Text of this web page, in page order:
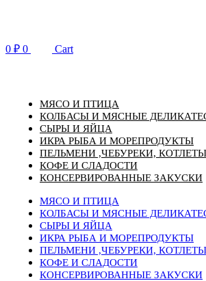
0 ₽ 0 Cart
МЯСО И ПТИЦА
КОЛБАСЫ И МЯСНЫЕ
СЫРЫ И ЯЙЦА
ИКРА РЫБА И МОРЕПРОДУКТЫ
ПЕЛЬМЕНИ ,ЧЕБУРЕКИ,
КОФЕ И СЛАДОСТИ
КОНСЕРВИРОВАННЫЕ ЗАКУСКИ
МЯСО И ПТИЦА
КОЛБАСЫ И МЯСНЫЕ
СЫРЫ И ЯЙЦА
ИКРА РЫБА И МОРЕПРОДУКТЫ
ПЕЛЬМЕНИ ,ЧЕБУРЕКИ,
КОФЕ И СЛАДОСТИ
КОНСЕРВИРОВАННЫЕ ЗАКУСКИ